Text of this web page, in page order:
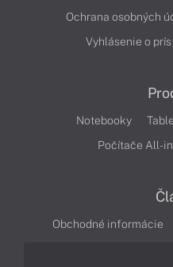
Ochrana osobných
Vyhlásenie o
Notebooky
Počítače All-
Obchodné informácie